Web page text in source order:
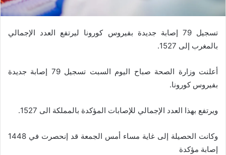
تسجيل 79 إصابة جديدة بفيروس كورونا ليرتفع العدد الإجمالي
بالمغرب إلى 1527.
أعلنت وزارة الصحة صباح اليوم السبت تسجيل 79 إصابة جديدة
بفيروس كورونا.
ويرتفع بهذا العدد الإجمالي للإصابات المؤكدة بالمملكة الى 1527.
وكانت الحصيلة إلى غاية مساء أمس الجمعة قد إنحصرت في 1448
إصابة مؤكدة